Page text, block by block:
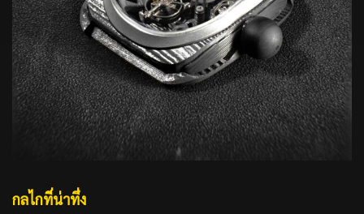
กลไกที่น่าทึ่ง